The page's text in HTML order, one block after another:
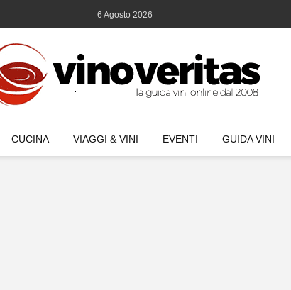
6 Agosto 2026
CUCINA VIAGGI & VINI EVENTI GUIDA VINI